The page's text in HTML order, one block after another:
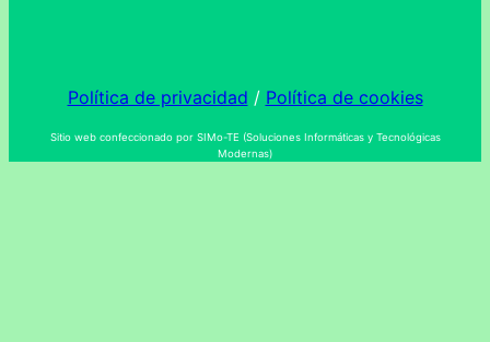
Política de privacidad / Política de cookies
Sitio web confeccionado por SIMo-TE (Soluciones Informáticas y Tecnológicas
Modernas)